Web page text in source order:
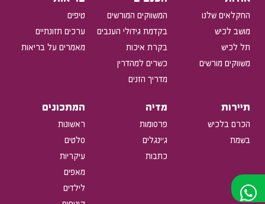
החקלאים שלנו
מושב לכיש
תל לכיש
משווקים מורשים
המשווקים המורשים
בקדמת גידולי הענבים
בקרת איכות
כשרים למהדרין
מדריך הזנים
טיפים
ערכים תזונתיים
מאמרים על בריאות
תיירות
הכרם בלכיש
בשמת
מדיה
פרסומות
ג'ינגלים
כתבות
המתכונים
ראשונות
סלטים
עיקריות
מאפים
לילדים